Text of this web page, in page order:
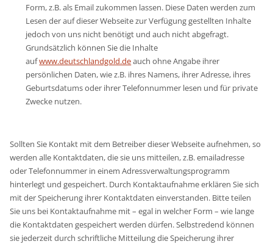
Form, z.B. als Email zukommen lassen. Diese Daten werden zum
Lesen der auf dieser Webseite zur Verfügung gestellten Inhalte
jedoch von uns nicht benötigt und auch nicht abgefragt.
Grundsätzlich können Sie die Inhalte
aufwww.deutschlandgold.deauch ohne Angabe ihrer
persönlichen Daten, wie z.B. ihres Namens, ihrer Adresse, ihres
Geburtsdatums oder ihrer Telefonnummer lesen und für private
Zwecke nutzen.
Sollten Sie Kontakt mit dem Betreiber dieser Webseite aufnehmen, so
werden alle Kontaktdaten, die sie uns mitteilen, z.B. emailadresse
oder Telefonnummer in einem Adressverwaltungsprogramm
hinterlegt und gespeichert. Durch Kontaktaufnahme erklären Sie sich
mit der Speicherung ihrer Kontaktdaten einverstanden. Bitte teilen
Sie uns bei Kontaktaufnahme mit – egal in welcher Form – wie lange
die Kontaktdaten gespeichert werden dürfen. Selbstredend können
sie jederzeit durch schriftliche Mitteilung die Speicherung ihrer